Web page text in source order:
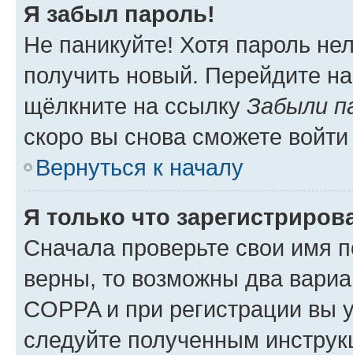
Я забыл пароль!
Не паникуйте! Хотя пароль
получить новый. Перейдите
щёлкните на ссылку Забыли
скоро вы снова сможете
Вернуться к началу
Я только что
Сначала проверьте свои имя
верны, то возможны два
COPPA и при регистрации вы
следуйте полученным